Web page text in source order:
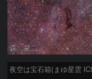
森 栄二